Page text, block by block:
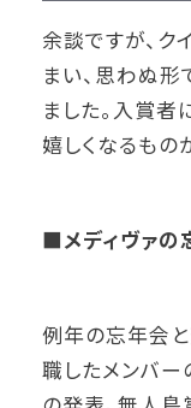
余談ですが、
まい、思わぬ
ました。入賞者
嬉しくなるもの
■メディヴァの
例年の忘年会と
職したメンバ